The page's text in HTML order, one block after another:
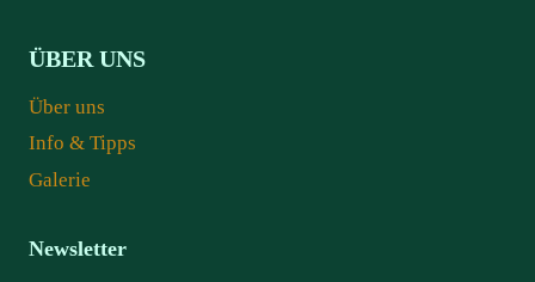
ÜBER UNS
Über uns
Info & Tipps
Galerie
Newsletter